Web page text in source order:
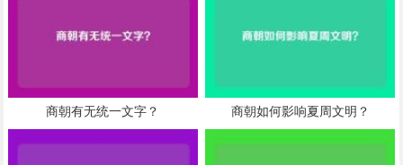
商朝有无统一文字？ 商朝如何影响夏周文明？